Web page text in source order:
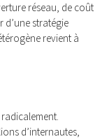
réseau, de coût
stratégie
revient à
radicalement.
d’internautes,